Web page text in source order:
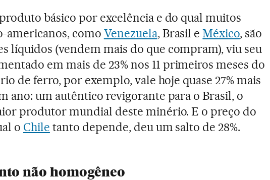
básico por excelência e do qual muitos
americanos, como Venezuela, Brasil eMéxico, são
líquidos (vendem mais do que compram), viu seu
em mais de 23% nos 11 primeiros meses do
de ferro, por exemplo, vale hoje quase 27% mais
ano: um autêntico revigorante para o Brasil, o
produtor mundial deste minério. E o preço do
o Chile tanto depende, deu um salto de 28%.
não homogêneo